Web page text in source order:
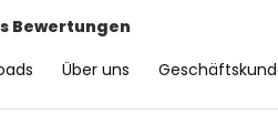
Bewertungen
Über uns